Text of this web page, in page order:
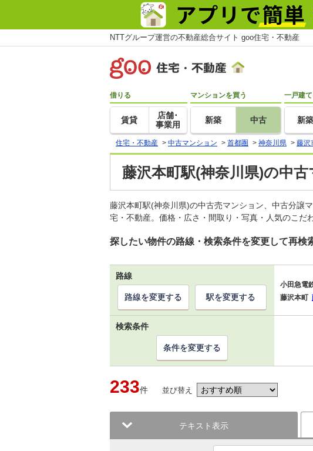
NTTグループ運営の不動産総合サイト goo住宅・不動産
借りる
賃貸
店舗･
事業用
マンションを買う
新築 中古
一戸建
新築
住宅・不動産 > 中古マンション > 首都圏 > 神奈川県 > 藤沢
藤沢本町駅(神奈川県)の中
藤沢本町駅(神奈川県)の中古売マンション、中古分譲
宅・不動産。価格・広さ・間取り・写真・人気のこだ
探したい物件の路線・検索条件を変更して再検
路線
小田急電
藤沢本町
路線を変更する 駅を変更する
検索条件
条件を変更する
233件 並び替え
テキスト表示